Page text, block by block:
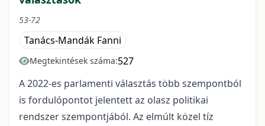
53-72
Tanács-Mandák Fanni
Megtekintések száma:527
A 2022-es parlamenti választás több szempontból
is fordulópontot jelentett az olasz politikai
rendszer szempontjából. Az elmúlt közel tíz